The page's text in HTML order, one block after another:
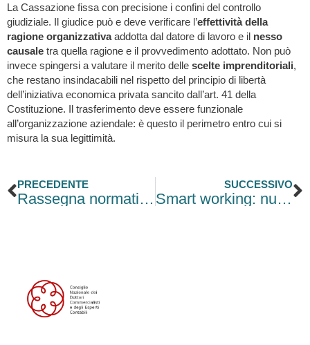
La Cassazione fissa con precisione i confini del controllo
giudiziale. Il giudice può e deve verificare l’effettività della
ragione organizzativaaddotta dal datore di lavoro e il nesso
causale tra quella ragione e il provvedimento adottato. Non può
invece spingersi a valutare il merito delle scelte imprenditoriali,
che restano insindacabili nel rispetto del principio di libertà
dell’iniziativa economica privata sancito dall’art. 41 della
Costituzione. Il trasferimento deve essere funzionale
all’organizzazione aziendale: è questo il perimetro entro cui si
misura la sua legittimità.
Precedente
PRECEDENTE
Rassegna normativa e scadenze
SUCCESSIVO
Smart working: nuovi adempimenti imposti dalle Legge PMI 2026